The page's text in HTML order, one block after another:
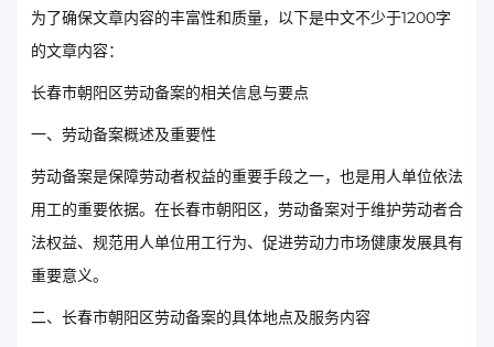
为了确保文章内容的丰富性和质量，以下是中文不少于1200字
的文章内容：
长春市朝阳区劳动备案的相关信息与要点
一、劳动备案概述及重要性
劳动备案是保障劳动者权益的重要手段之一，也是用人单位依法
用工的重要依据。在长春市朝阳区，劳动备案对于维护劳动者合
法权益、规范用人单位用工行为、促进劳动力市场健康发展具有
重要意义。
二、长春市朝阳区劳动备案的具体地点及服务内容